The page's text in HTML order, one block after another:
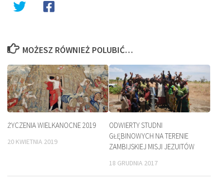
MOŻESZ RÓWNIEŻ POLUBIĆ…
ŻYCZENIA WIELKANOCNE 2019
20 KWIETNIA 2019
ODWIERTY STUDNI
GŁĘBINOWYCH NA TERENIE
ZAMBIJSKIEJ MISJI JEZUITÓW
18 GRUDNIA 2017